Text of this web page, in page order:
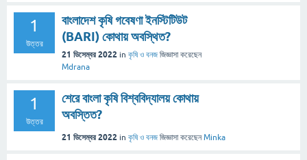
1
উত্তর
বাংলাদেশ কৃষি গবেষণা ইনস্টিটিউট
(BARI) কোথায় অবস্থিত?
21 ডিসেম্বর 2022 in কৃষি ও বনজ জিজ্ঞাসা করেছেন
Mdrana
1
উত্তর
শেরে বাংলা কৃষি বিশ্ববিদ্যালয় কোথায়
অবস্তিত?
21 ডিসেম্বর 2022 in কৃষি ও বনজ জিজ্ঞাসা করেছেনMinka